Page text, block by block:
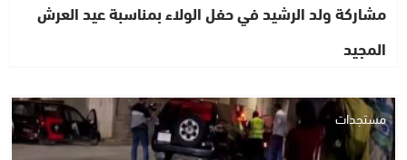
مشاركة ولد الرشيد في حفل الولاء بمناسبة عيد العرش
المجيد
مستجدات